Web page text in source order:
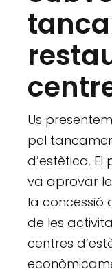
Us
pel
d’estètica.
va aprovar
la concessió
de les
centres